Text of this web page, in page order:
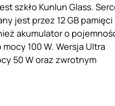
szkło Kunlun Glass.
jest przez 12 GB pamięci
akumulator o
100 W. Wersja Ultra
50 W oraz zwrotnym